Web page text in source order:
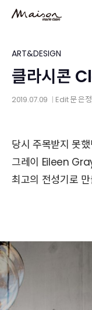
content
ART&DESIGN
클라시콘
2019.07.09 Edit문 은정
당시 주목받지 못
그레이 Eileen
최고의 전성기로